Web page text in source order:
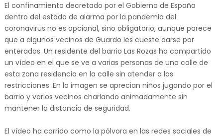
El confinamiento decretado por el Gobierno de España
dentro del estado de alarma por la pandemia del
coronavirus no es opcional, sino obligatorio, aunque parece
que a algunos vecinos de Guardo les cueste darse por
enterados. Un residente del barrio Las Rozas ha compartido
un vídeo en el que se ve a varias personas de una calle de
esta zona residencia en la calle sin atender a las
restricciones. En la imagen se aprecian niños jugando por el
barrio y varios vecinos charlando animadamente sin
mantener la distancia de seguridad.
El vídeo ha corrido como la pólvora en las redes sociales de